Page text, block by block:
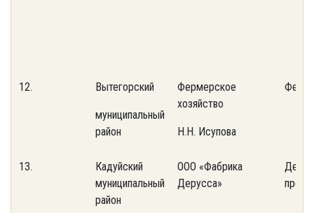
12. Вытегорский
муниципальный
район
Фермерское
хозяйство
Н.Н. Исупова
13.
Кадуйский
муниципальный
район
ООО «Фабрика
Дерусса»